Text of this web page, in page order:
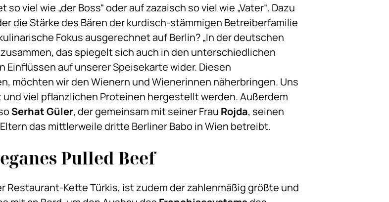
viel wie „der Boss“ oder auf zazaisch so viel wie „Vater“. Dazu
die Stärke des Bären der kurdisch-stämmigen Betreiberfamilie
Fokus ausgerechnet auf Berlin? „In der deutschen
das spiegelt sich auch in den unterschiedlichen
auf unserer Speisekarte wider. Diesen
möchten wir den Wienern und Wienerinnen näherbringen. Uns
viel pflanzlichen Proteinen hergestellt werden. Außerdem
Serhat Güler, der gemeinsam mit seiner Frau Rojda, seinen
das mittlerweile dritte Berliner Babo in Wien betreibt.
Pulled Beef
Restaurant-Kette Türkis, ist zudem der zahlenmäßig größte und